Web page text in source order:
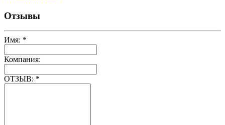
Отзывы
Имя: *
Компания:
ОТЗЫВ: *